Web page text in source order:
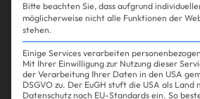
Bitte beachten Sie, dass aufgrund
möglicherweise nicht alle Funktionen der
stehen.
Einige Services verarbeiten
Mit Ihrer Einwilligung zur Nutzung dieser
der Verarbeitung Ihrer Daten in den USA
DSGVO zu. Der EuGH stuft die USA als Land
Datenschutz nach EU-Standards ein. So